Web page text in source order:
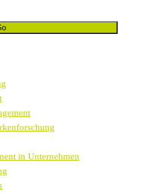
in Unternehmen